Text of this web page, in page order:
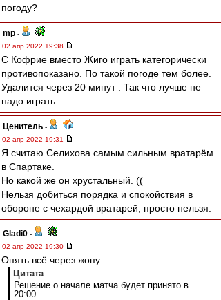
погоду?
mp -
02 апр 2022 19:38
С Кофрие вместо Жиго играть категорически
противопоказано. По такой погоде тем более.
Удалится через 20 минут . Так что лучше не
надо играть
Ценитель -
02 апр 2022 19:31
Я считаю Селихова самым сильным вратарём
в Спартаке.
Но какой же он хрустальный. ((
Нельзя добиться порядка и спокойствия в
обороне с чехардой вратарей, просто нельзя.
Gladi0 -
02 апр 2022 19:30
Опять всё через жопу.
Цитата
Решение о начале матча будет принято в
20:00